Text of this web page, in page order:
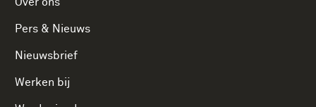
Over ons
Pers & Nieuws
Nieuwsbrief
Werken bij